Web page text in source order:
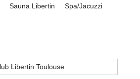
Sauna Libertin
Spa/Jacuzzi
Libertin Toulouse